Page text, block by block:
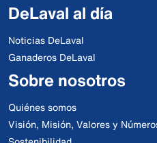
DeLaval al día
Noticias DeLaval
Ganaderos DeLaval
Sobre nosotros
Quiénes somos
Visión, Misión, Valores y